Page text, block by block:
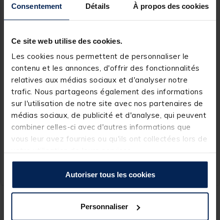
Consentement Détails À propos des cookies
Ce site web utilise des cookies.
Les cookies nous permettent de personnaliser le
contenu et les annonces, d'offrir des fonctionnalités
relatives aux médias sociaux et d'analyser notre
trafic. Nous partageons également des informations
sur l'utilisation de notre site avec nos partenaires de
médias sociaux, de publicité et d'analyse, qui peuvent
combiner celles-ci avec d'autres informations que
vous leur avez fournies ou qu'ils ont collectées lors de
Autoriser tous les cookies
Personnaliser
JMC
Corps pg tungstène jmc or
(x10)
Expédition sous 24 h
La pêche à la mouche ne se limite pas aux espèces de poissons
« gobeurs » et permet de solliciter un grand nombre d'espèces qui